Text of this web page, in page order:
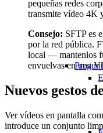
pequeñas redes
transmite vídeo 4K
Consejo: SFTP es
por la red pública.
local — mantenlos
envuelvas en una
Nuevos gestos
Ver vídeos en pantalla
introduce un conjunto